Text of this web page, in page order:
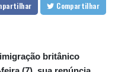
Compartilhar
britânico